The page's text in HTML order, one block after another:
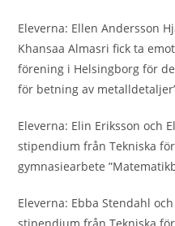
Eleverna: Ellen Andersson
Khansaa Almasri fick ta
förening i Helsingborg för
för betning av
Eleverna: Elin Eriksson och
stipendium från Tekniska
gymnasiearbete
Eleverna: Ebba Stendahl